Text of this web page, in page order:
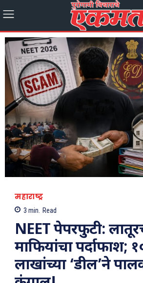
महाराष्ट्र
3 min. Read
NEET पेपरफुटी:
माफियांचा पर्दाफाश;
लाखांच्या ‘डील’ने